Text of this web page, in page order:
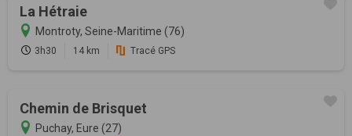
La Hétraie
Montroty, Seine-Maritime (76)
3h30 14 km Tracé GPS
Chemin de Brisquet
Puchay, Eure (27)